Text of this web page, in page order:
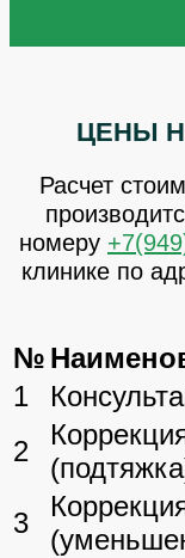
ЦЕНЫ
Расчет
номеру
клинике по
№
1
2
3